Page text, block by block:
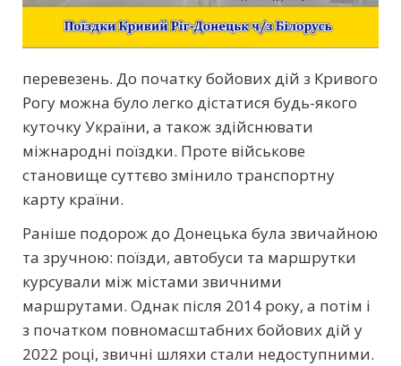
перевезень. До початку бойових дій з Кривого
Рогу можна було легко дістатися будь-якого
куточку України, а також здійснювати
міжнародні поїздки. Проте військове
становище суттєво змінило транспортну
карту країни.
Раніше подорож до Донецька була звичайною
та зручною: поїзди, автобуси та маршрутки
курсували між містами звичними
маршрутами. Однак після 2014 року, а потім і
з початком повномасштабних бойових дій у
2022 році, звичні шляхи стали недоступними.